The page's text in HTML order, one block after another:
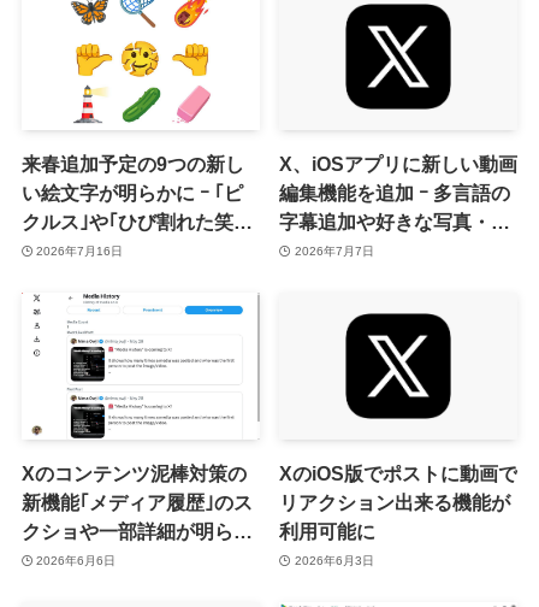
来春追加予定の9つの新し
い絵文字が明らかに ｰ ｢ピ
クルス｣や｢ひび割れた笑
顔｣など
2026年7月16日
X、iOSアプリに新しい動画
編集機能を追加 ｰ 多言語の
字幕追加や好きな写真・動
画・ポストを背景として利
2026年7月7日
Xのコンテンツ泥棒対策の
新機能｢メディア履歴｣のス
クショや一部詳細が明らか
に2026年6月6日
XのiOS版でポストに動画で
リアクション出来る機能が
利用可能に
2026年6月3日